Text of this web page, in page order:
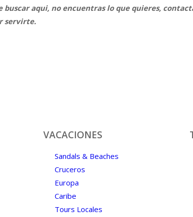
buscar aqui, no encuentras lo que quieres,
servirte.
VACACIONES
Sandals & Beaches
Cruceros
Europa
Caribe
Tours Locales